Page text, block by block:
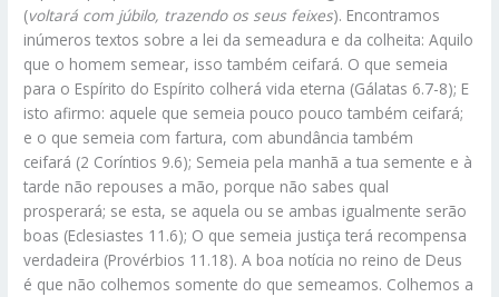
(voltará com júbilo, trazendo os seus feixes). Encontramos
inúmeros textos sobre a lei da semeadura e da colheita: Aquilo
que o homem semear, isso também ceifará. O que semeia
para o Espírito do Espírito colherá vida eterna (Gálatas 6.7-8); E
isto afirmo: aquele que semeia pouco pouco também ceifará;
e o que semeia com fartura, com abundância também
ceifará (2 Coríntios 9.6); Semeia pela manhã a tua semente e à
tarde não repouses a mão, porque não sabes qual
prosperará; se esta, se aquela ou se ambas igualmente serão
boas (Eclesiastes 11.6); O que semeia justiça terá recompensa
verdadeira (Provérbios 11.18). A boa notícia no reino de Deus
é que não colhemos somente do que semeamos. Colhemos a